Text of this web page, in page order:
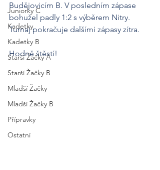
Juniorky C
Kadetky
Kadetky B
Starší Žačky A
Starší Žačky B
Mladší Žačky
Mladší Žačky B
Přípravky
Ostatní
Budějovicím B. V posledním zápase
bohužel padly 1:2 s výběrem Nitry.
Turnaj pokračuje dalšími zápasy zítra.
Hodně štěstí!